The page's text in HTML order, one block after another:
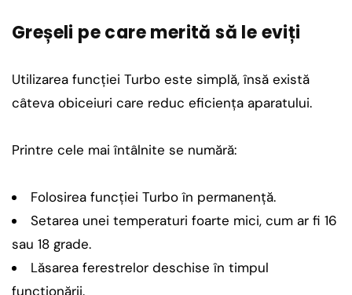
Greșeli pe care merită să le eviți
Utilizarea funcției Turbo este simplă, însă există
câteva obiceiuri care reduc eficiența aparatului.
Printre cele mai întâlnite se numără:
Folosirea funcției Turbo în permanență.
Setarea unei temperaturi foarte mici, cum ar fi 16
sau 18 grade.
Lăsarea ferestrelor deschise în timpul
funcționării.